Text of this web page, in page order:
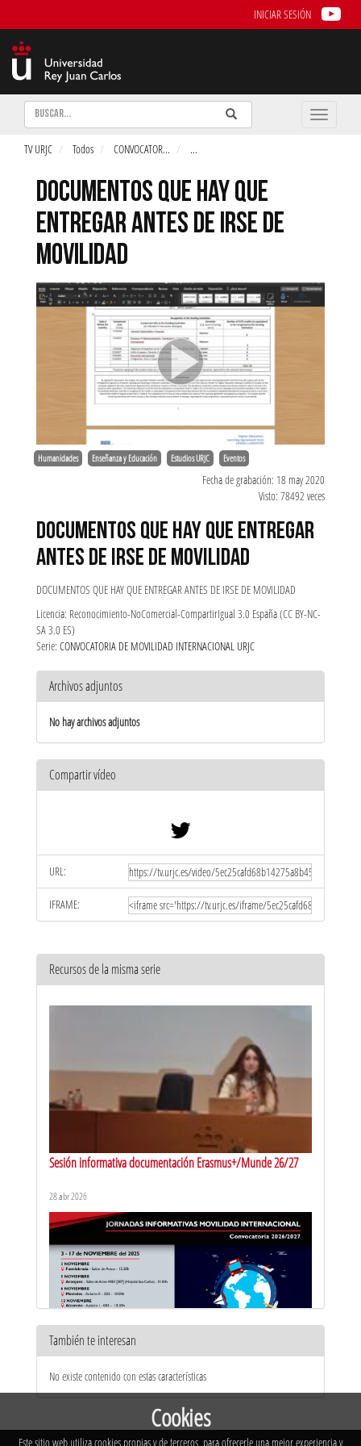
INICIAR SESIÓN
Buscar Enviar
Buscar
Toggle
TV URJC Todos CONVOCATOR... ...
DOCUMENTOS QUE HAY QUE
ENTREGAR ANTES DE IRSE DE
MOVILIDAD
Humanidades Enseñanza y Educación Estudios URJC Eventos
Fecha de grabación: 18 may 2020
Visto: 78492 veces
DOCUMENTOS QUE HAY QUE ENTREGAR
ANTES DE IRSE DE MOVILIDAD
DOCUMENTOS QUE HAY QUE ENTREGAR ANTES DE IRSE DE MOVILIDAD
Licencia: Reconocimiento-NoComercial-CompartirIgual 3.0 España (CC BY-NC-
SA 3.0 ES)
Serie: CONVOCATORIA DE MOVILIDAD INTERNACIONAL URJC
Archivos adjuntos
No hay archivos adjuntos
Compartir vídeo
URL:
IFRAME:
Recursos de la misma serie
Sesión informativa documentación Erasmus+/Munde 26/27
28 abr 2026
Jornadas de movilidad Internacional - Vicálvaro - 2026/2027
También te interesan
No existe contenido con estas características
Cookies
Este sitio web utiliza cookies propias y de terceros, para ofrecerle una mejor experiencia y